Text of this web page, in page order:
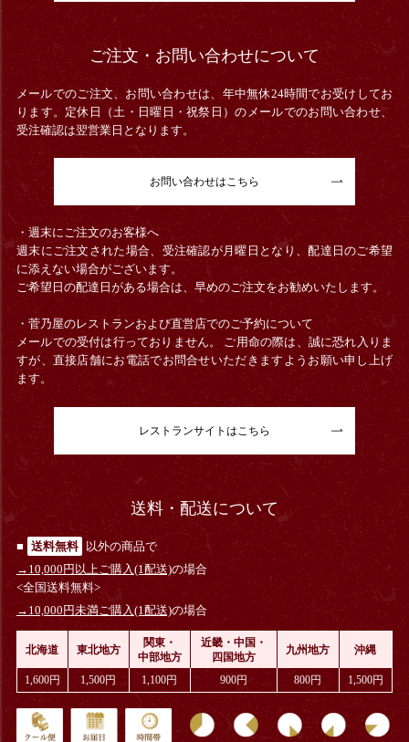
ご注文・お問い合わせについて
メールでのご注文、お問い合わせは、年中無休24時間でお受けしてお
ります。定休日（土・日曜日・祝祭日）のメールでのお問い合わせ、
受注確認は翌営業日となります。
お問い合わせはこちら
・週末にご注文のお客様へ
週末にご注文された場合、受注確認が月曜日となり、配達日のご希望
に添えない場合がございます。
ご希望日の配達日がある場合は、早めのご注文をお勧めいたします。
・菅乃屋のレストランおよび直営店でのご予約について
メールでの受付は行っておりません。 ご用命の際は、誠に恐れ入りま
すが、直接店舗にお電話でお問合せいただきますようお願い申し上げ
ます。
レストランサイトはこちら
送料・配送について
■ 送料無料
以外の商品で
→10,000円以上ご購入(1配送)の場合
<全国送料無料>
→10,000円未満ご購入(1配送)の場合
北海道 東北地方
関東・
中部地方
近畿・中国・
四国地方
九州地方 沖縄
1,600円 1,500円 1,100円 900円 800円 1,500円